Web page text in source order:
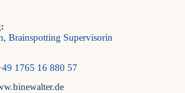
Brainspotting Supervisorin
1765 16 880 57